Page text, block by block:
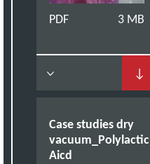
PDF 3 MB
↓
Case studies dry
vacuum_Polylactic
Aicd